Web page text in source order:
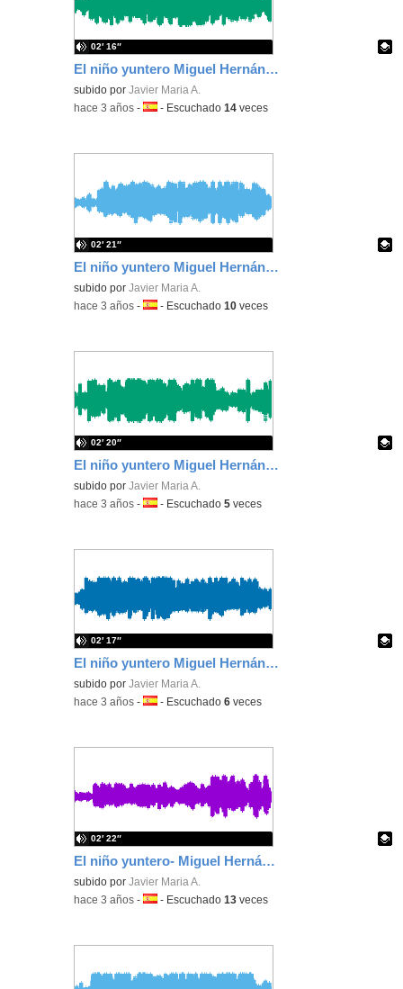
El niño yuntero Miguel Hernández grupo 5
Contenido educativo.
subido porJavier Maria A.
02′ 16″
-hace 3 años -Idioma:
- Escuchado14 veces
El niño yuntero Miguel Hernández grupo 4
Contenido educativo.
subido porJavier Maria A.
02′ 21″
-hace 3 años -Idioma:
- Escuchado10 veces
El niño yuntero Miguel Hernández grupo 3
Contenido educativo.
subido porJavier Maria A.
02′ 20″
-hace 3 años -Idioma:
- Escuchado5 veces
El niño yuntero Miguel Hernández grupo 2
Contenido educativo.
subido porJavier Maria A.
02′ 17″
-hace 3 años -Idioma:
- Escuchado6 veces
El niño yuntero- Miguel Hernández- Grupo 1
Contenido educativo.
subido porJavier Maria A.
02′ 22″
-hace 3 años -Idioma:
- Escuchado13 veces